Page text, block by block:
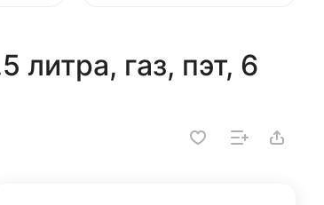
литра, газ, пэт, 6